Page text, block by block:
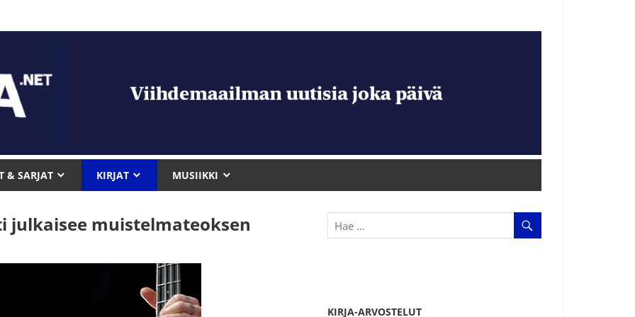
& SARJAT KIRJAT MUSIIKKI
julkaisee muistelmateoksen
KIRJA-ARVOSTELUT